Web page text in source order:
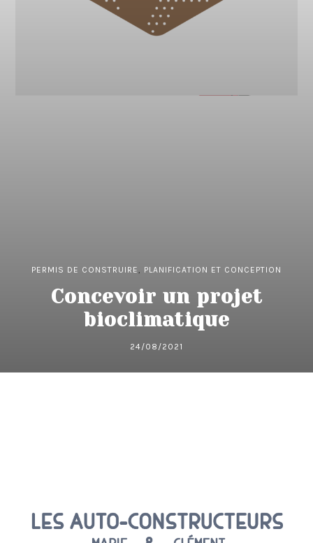
PERMIS DE CONSTRUIRE, PLANIFICATION ET CONCEPTION
Concevoir un projet
bioclimatique
24/08/2021